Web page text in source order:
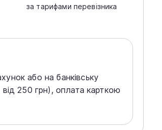
за тарифами перевізника
або на банківську
від 250 грн), оплата карткою